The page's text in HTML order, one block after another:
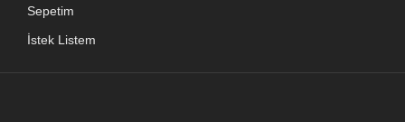
Sepetim
İstek Listem